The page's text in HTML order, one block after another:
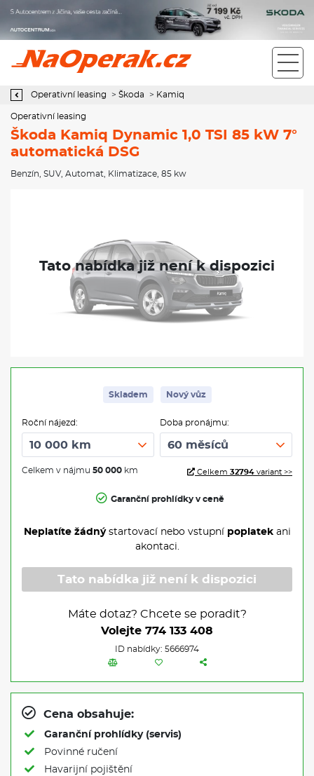
Operativní leasing Škoda Kamiq Dynamic 1,0 TSI 85 kW 7°
automatická DSG
Operativní leasing > Škoda > Kamiq
Operativní leasing
Škoda Kamiq Dynamic 1,0 TSI 85 kW 7°
automatická DSG
Benzín SUV, Automat Klimatizace , 85 kw
Skladem Nový vůz
Roční nájezd:
Celkem v nájmu 50 000 km
Doba pronájmu:
Celkem 32794 variant >>
Garanční prohlídky v ceně
Neplatíte žádnýstartovací nebo vstupní poplatekani
akontaci.
Tato nabídka již není k dispozici
Máte dotaz? Chcete se poradit?
Volejte 774 133 408
ID nabídky: 5666974
Cena obsahuje:
Garanční prohlídky (servis)
Povinné ručení
Havarijní pojištění